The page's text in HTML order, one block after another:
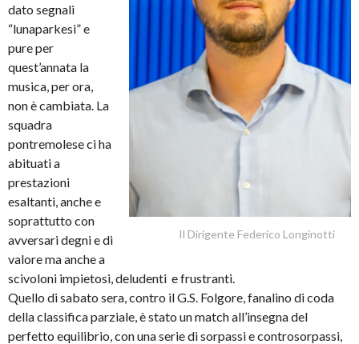
Il Dirigente Federico Longinotti
dato segnali
“lunaparkesi” e
pure per
quest’annata la
musica, per ora,
non è cambiata. La
squadra
pontremolese ci ha
abituati a
prestazioni
esaltanti, anche e
soprattutto con
avversari degni e di
valore ma anche a
scivoloni impietosi, deludenti e frustranti.
Quello di sabato sera, contro il G.S. Folgore, fanalino di coda
della classifica parziale, è stato un match all’insegna del
perfetto equilibrio, con una serie di sorpassi e controsorpassi,